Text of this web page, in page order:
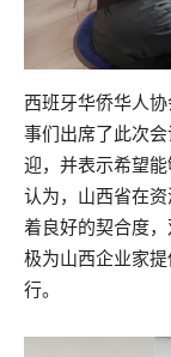
西班牙华侨华人
事们出席了此次
迎，并表示希望
认为，山西省在
着良好的契合度
极为山西企业家
行。